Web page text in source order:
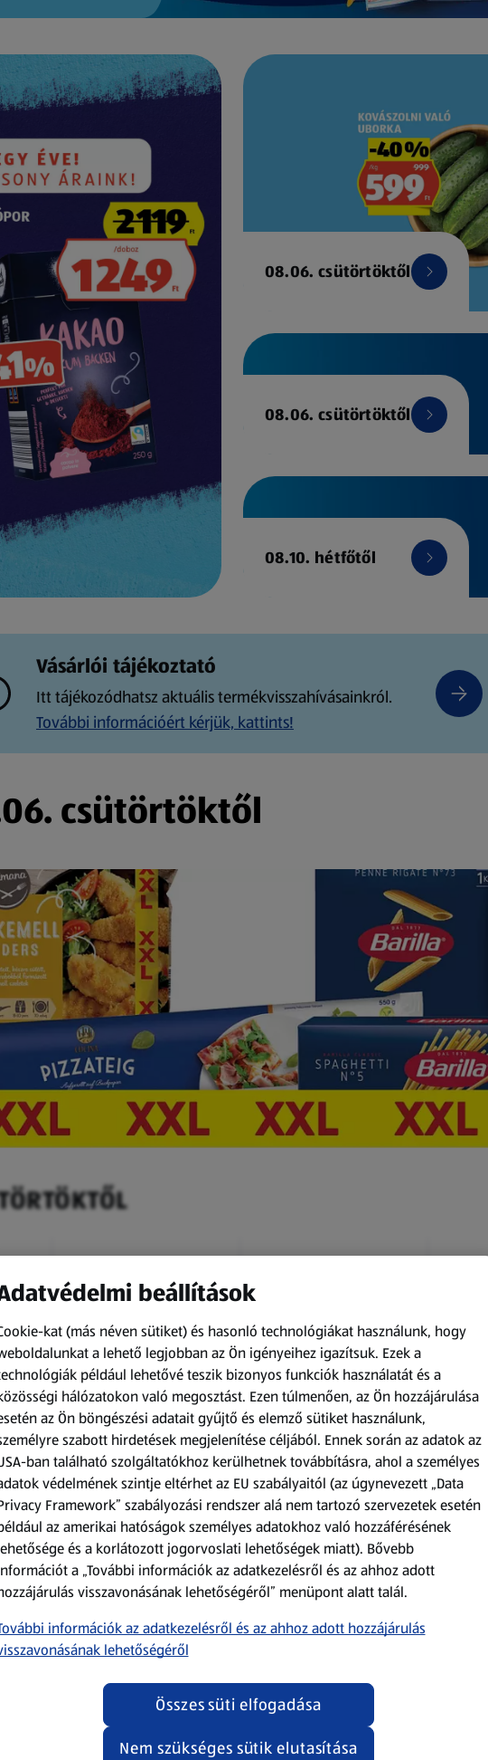
08.06. csütörtöktől
08.06. csütörtöktől
08.10. hétfőtől
Vásárlói tájékoztató
Itt tájékozódhatsz aktuális termékvisszahívásainkról.
További információért kérjük, kattints!
csütörtöktől
Amíg a készlet tart
XXL
ACTIMEL
Actimel joghurtital, 8
palack
0,8 kg
(1 186,25 Ft/1 kg)
949,00 Ft
Amíg a készlet tart
XXL
O.B.
Procomfort tampon,
64 darab
64 darabonként
(59,36 Ft/1 darabonként)
3 799,00 Ft
XXL
54
54
3
beállítások
kat (más néven sütiket) és hasonló technológiákat használunk, hogy
a lehető legjobban az Ön igényeihez igazítsuk. Ezek a
például lehetővé teszik bizonyos funkciók használatát és a
hálózatokon való megosztást. Ezen túlmenően, az Ön hozzájárulása
az Ön böngészési adatait gyűjtő és elemző sütiket használunk,
szabott hirdetések megjelenítése céljából. Ennek során az adatok az
ban található szolgáltatókhoz kerülhetnek továbbításra, ahol a személyes
védelmének szintje eltérhet az EU szabályaitól (az úgynevezett „Data
Framework” szabályozási rendszer alá nem tartozó szervezetek esetén
az amerikai hatóságok személyes adatokhoz való hozzáférésének
és a korlátozott jogorvoslati lehetőségek miatt). Bővebb
a „További információk az adatkezelésről és az ahhoz adott
visszavonásának lehetőségéről” menüpont alatt talál.
információk az adatkezelésről és az ahhoz adott hozzájárulás
lehetőségéről
Nem szükséges sütik elutasítása
Összes süti elfogadása